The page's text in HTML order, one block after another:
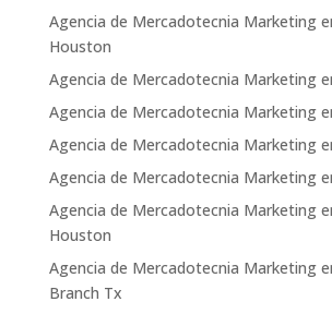
Agencia de Mercadotecnia Marketing
Houston
Agencia de Mercadotecnia Marketing
Agencia de Mercadotecnia Marketing
Agencia de Mercadotecnia Marketing
Agencia de Mercadotecnia Marketing
Agencia de Mercadotecnia Marketing
Houston
Agencia de Mercadotecnia Marketing
Branch Tx